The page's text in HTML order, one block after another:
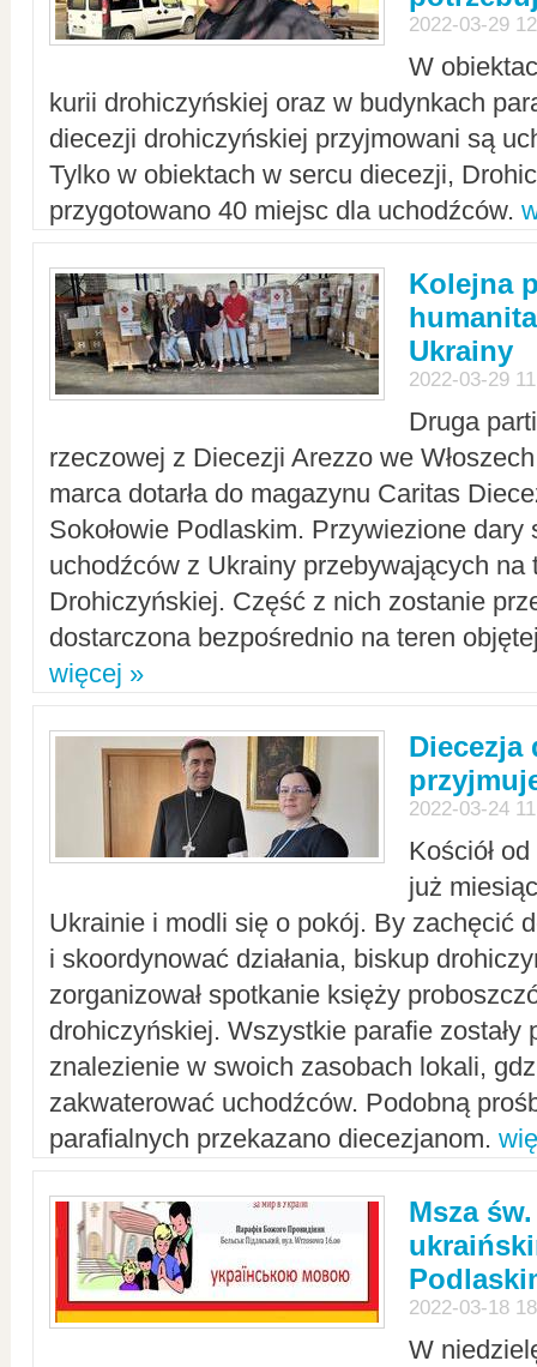
2022-03-29
W
kurii drohiczyńskiej oraz w budynkach
diecezji drohiczyńskiej przyjmowani są
Tylko w obiektach w sercu diecezji,
przygotowano 40 miejsc dla uchodźców.
Kolejna
Ukrainy
2022-03-29
Druga
rzeczowej z Diecezji Arezzo we
marca dotarła do magazynu Caritas
Sokołowie Podlaskim. Przywiezione dary
uchodźców z Ukrainy przebywających na
Drohiczyńskiej. Część z nich zostanie
dostarczona bezpośrednio na teren
więcej »
Diecezja
2022-03-24
Kościół
już
Ukrainie i modli się o pokój. By zachęcić
i skoordynować działania, biskup
zorganizował spotkanie księży
drohiczyńskiej. Wszystkie parafie zostały
znalezienie w swoich zasobach lokali,
zakwaterować uchodźców. Podobną
parafialnych przekazano diecezjanom.
Msza
2022-03-18
W